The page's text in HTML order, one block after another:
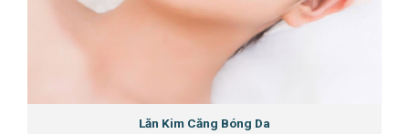
Lăn Kim Căng Bóng Da